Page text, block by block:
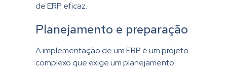
de ERP eficaz.
Planejamento e preparação
A implementação de um ERP é um projeto
complexo que exige um planejamento